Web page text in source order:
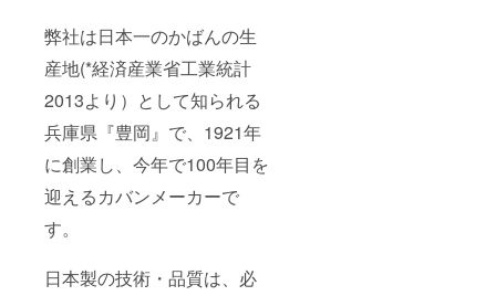
弊社は日本一のかばんの生
産地(*経済産業省工業統計
2013より）として知られる
兵庫県『豊岡』で、1921年
に創業し、今年で100年目を
迎えるカバンメーカーで
す。
日本製の技術・品質は、必